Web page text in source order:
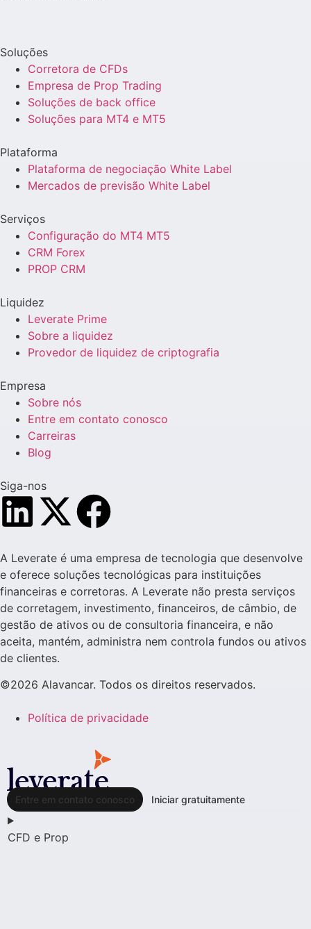
Soluções
Corretora de CFDs
Empresa de Prop Trading
Soluções de back office
Soluções para MT4 e MT5
Plataforma
Plataforma de negociação White Label
Mercados de previsão White Label
Serviços
Configuração do MT4 MT5
CRM Forex
PROP CRM
Liquidez
Leverate Prime
Sobre a liquidez
Provedor de liquidez de criptografia
Empresa
Sobre nós
Entre em contato conosco
Carreiras
Blog
Siga-nos
A Leverate é uma empresa de tecnologia que desenvolve
e oferece soluções tecnológicas para instituições
financeiras e corretoras. A Leverate não presta serviços
de corretagem, investimento, financeiros, de câmbio, de
gestão de ativos ou de consultoria financeira, e não
aceita, mantém, administra nem controla fundos ou ativos
de clientes.
©2026 Alavancar. Todos os direitos reservados.
Política de privacidade
Entre em contato conosco Iniciar gratuitamente
CFD e Prop